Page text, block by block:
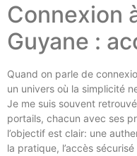
Connexion
Guyane :
Quand on parle de
un univers où la simplicité
Je me suis souvent
portails, chacun avec ses
l’objectif est clair: une
la pratique, l’accès